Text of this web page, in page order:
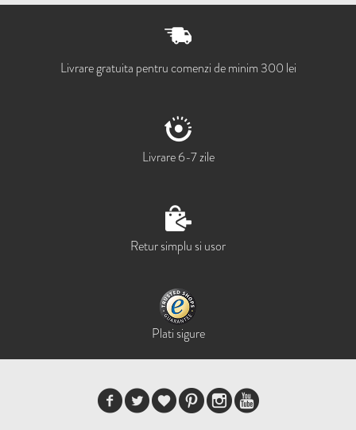
Livrare gratuita pentru comenzi de minim 300 lei
Livrare 6-7 zile
Retur simplu si usor
Plati sigure